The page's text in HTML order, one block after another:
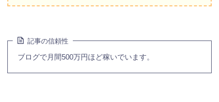
記事の信頼性
ブログで月間500万円ほど稼いでいます。